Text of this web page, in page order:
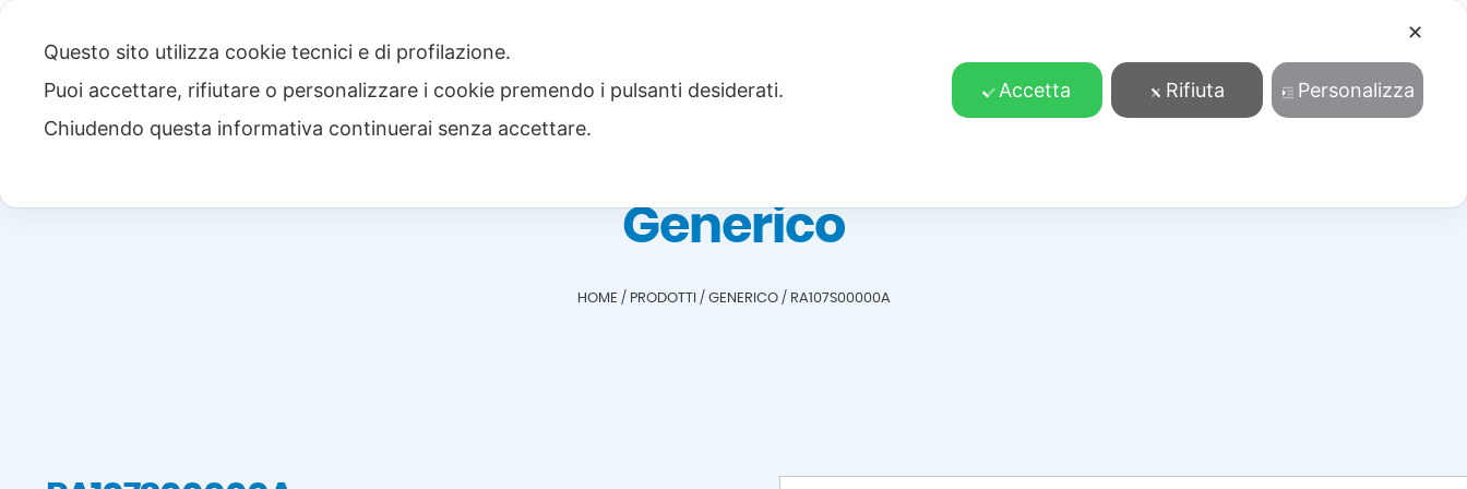
Download Cosa facciamo Contatti Accedi/Registrati
Generico
HOME / PRODOTTI / GENERICO/ RA107S00000A
✕
Questo sito utilizza cookie tecnici e di profilazione.
Puoi accettare, rifiutare o personalizzare i cookie premendo i pulsanti desiderati.
Chiudendo questa informativa continuerai senza accettare.
Accetta Rifiuta Personalizza